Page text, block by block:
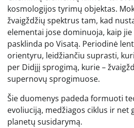
kosmologijos tyrimų objektas.
žvaigždžių spektrus tam, kad
elementai jose dominuoja, kaip
pasklinda po Visatą. Periodinė
orientyru, leidžiančiu suprasti,
per Didįjį sprogimą, kurie –
supernovų sprogimuose.
Šie duomenys padeda formuoti
evoliuciją, medžiagos ciklus ir net
planetų susidarymą.